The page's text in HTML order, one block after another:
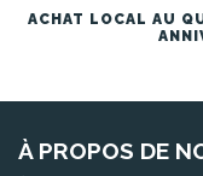
ACHAT LOCAL AU
À PROPOS DE